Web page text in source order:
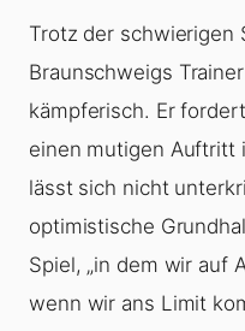
Trotz der schwierigen
Braunschweigs
kämpferisch. Er
einen mutigen Auftritt
lässt sich nicht
optimistische
Spiel, „in dem wir auf
wenn wir ans Limit